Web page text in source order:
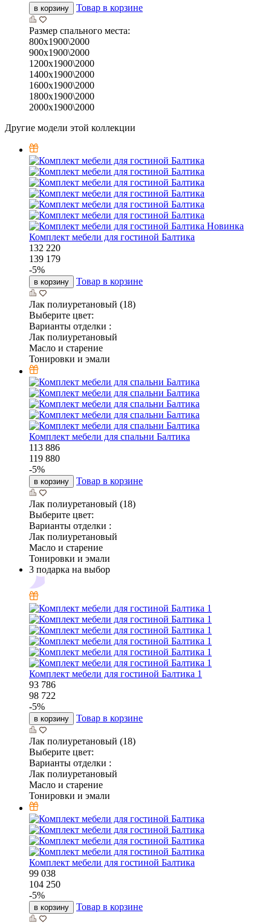
в корзину Товар в корзине
Размер спального места:
800х1900\2000
900х1900\2000
1200х1900\2000
1400х1900\2000
1600х1900\2000
1800х1900\2000
2000х1900\2000
Другие модели этой коллекции
Новинка
Комплект мебели для гостиной Балтика
132 220
139 179
-5%
в корзину Товар в корзине
Лак полиуретановый (18)
Выберите цвет:
Варианты отделки :
Лак полиуретановый
Масло и старение
Тонировки и эмали
Комплект мебели для спальни Балтика
113 886
119 880
-5%
в корзину Товар в корзине
Лак полиуретановый (18)
Выберите цвет:
Варианты отделки :
Лак полиуретановый
Масло и старение
Тонировки и эмали
3 подарка на выбор
Комплект мебели для гостиной Балтика 1
93 786
98 722
-5%
в корзину Товар в корзине
Лак полиуретановый (18)
Выберите цвет:
Варианты отделки :
Лак полиуретановый
Масло и старение
Тонировки и эмали
Комплект мебели для гостиной Балтика
99 038
104 250
-5%
в корзину Товар в корзине